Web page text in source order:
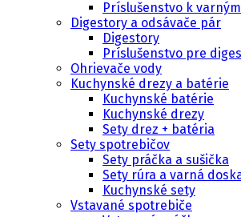
Príslušenstvo k
Digestory a odsávače pár
Digestory
Príslušenstvo pre
Ohrievače vody
Kuchynské drezy a batérie
Kuchynské batérie
Kuchynské drezy
Sety drez + batéria
Sety spotrebičov
Sety práčka a sušička
Sety rúra a varná
Kuchynské sety
Vstavané spotrebiče